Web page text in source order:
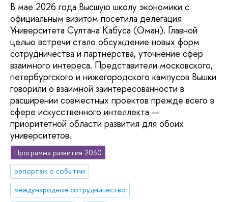
В мае 2026 года Высшую школу экономики с
официальным визитом посетила делегация
Университета Султана Кабуса (Оман). Главной
целью встречи стало обсуждение новых форм
сотрудничества и партнерства, уточнение сфер
взаимного интереса. Представители московского,
петербургского и нижегородского кампусов Вышки
говорили о взаимной заинтересованности в
расширении совместных проектов прежде всего в
сфере искусственного интеллекта —
приоритетной области развития для обоих
университетов.
Программа развития 2030
репортаж о событии
международное сотрудничество